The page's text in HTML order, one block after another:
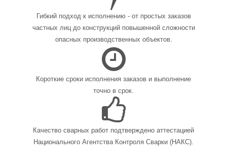
Гибкий подход к исполнению - от простых заказов
частных лиц до конструкций повышенной сложности
опасных производственных объектов.
Короткие сроки исполнения заказов и выполнение
точно в срок.
Качество сварных работ подтверждено аттестацией
Национального Агентства Контроля Сварки (НАКС).